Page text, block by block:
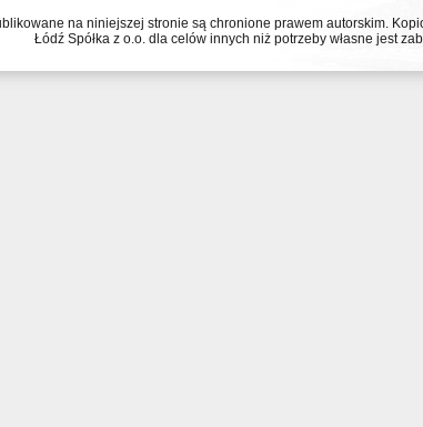
na niniejszej stronie są chronione prawem autorskim.
Łódź Spółka z o.o. dla celów innych niż potrzeby własne jest